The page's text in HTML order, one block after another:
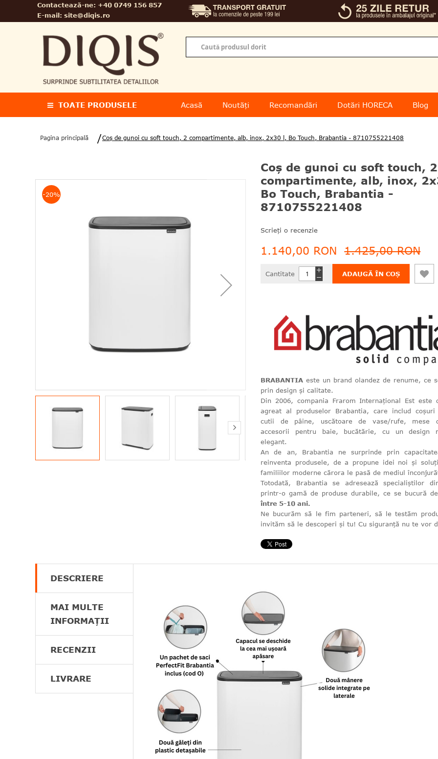
Contactează-ne: +40 0749 156 857
E-mail: site@diqis.ro
TOATE PRODUSELE Acasă Noutăți Recomandări Dotări HORECA Blog
Pagina principală Coş de gunoi cu soft touch, 2 compartimente, alb, inox, 2x30 l, Bo Touch, Brabantia - 8710755221408
Coş de gunoi cu soft touch, 2
compartimente, alb, inox,
Bo Touch, Brabantia -
8710755221408
Scrieți o recenzie
1.140,00 RON 1.425,00 RON
Cantitate ADAUGĂ ÎN COȘ
BRABANTIA este un brand olandez de renume, ce
prin design și calitate.
Din 2006, compania Frarom Internațional Est este
agreat al produselor Brabantia, care includ coșuri
cutii de pâine, uscătoare de vase/rufe, mese
accesorii pentru baie, bucătărie, cu un design
elegant.
An de an, Brabantia ne surprinde prin
reinventa produsele, de a propune idei noi și
familiilor moderne cărora le pasă de mediul
Totodată, Brabantia se adresează specialiștilor din
printr-o gamă de produse durabile, ce se bucură de
între 5-10 ani.
Ne bucurăm să le fim parteneri, să le testăm
invităm să le descoperi și tu! Cu siguranță nu te vor
-20%
DESCRIERE
MAI MULTE
INFORMAȚII
RECENZII
LIVRARE